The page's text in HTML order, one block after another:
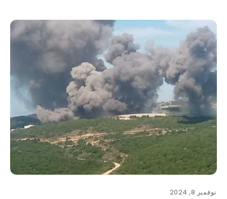
نوفمبر 8, 2024